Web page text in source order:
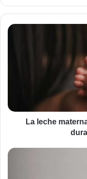
La
durante
La leche
Nuevo